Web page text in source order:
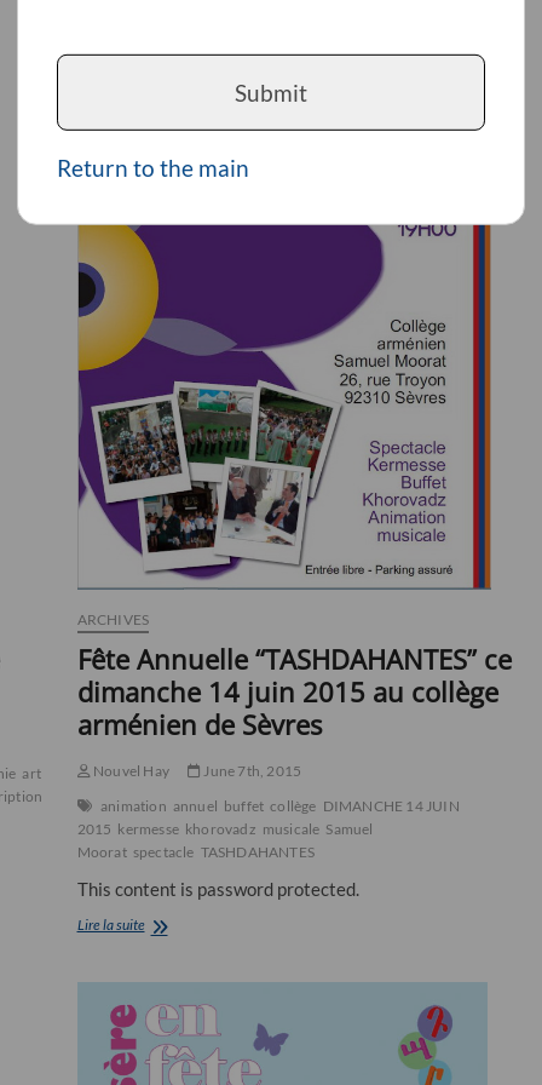
artsagh association bâtiments bénévoles
karabagh médicale photo prévention
ARCHIVES
Fête Annuelle “TASHDAHANTES” ce
dimanche 14 juin 2015 au collège
arménien de Sèvres
Nouvel Hay
June 7th, 2015
animation annuel buffet collège DIMANCHE 14 JUIN
2015 kermesse khorovadz musicale Samuel
Moorat spectacle TASHDAHANTES
This content is password protected.
Lire la suiteFête
dimanche
14
juin
2015
Submit
Return to the main